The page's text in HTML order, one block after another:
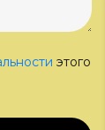
этого